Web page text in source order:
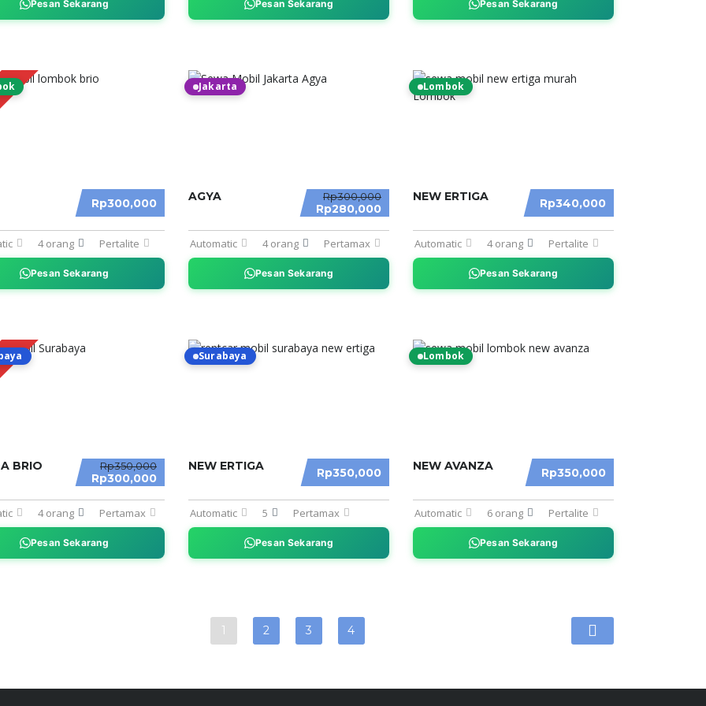
Pesan Sekarang Pesan Sekarang Pesan Sekarang
Rp300,000
4 orang Pertalite
Pesan Sekarang
Rp300,000
Rp280,000
AGYA
Automatic 4 orang Pertamax
Pesan Sekarang
Jakarta
Rp340,000
NEW ERTIGA
Automatic 4 orang Pertalite
Pesan Sekarang
Lombok
Rp350,000
Rp300,000
BRIO
4 orang Pertamax
Pesan Sekarang
Rp350,000
NEW ERTIGA
Automatic 5 Pertamax
Pesan Sekarang
Surabaya
Rp350,000
NEW AVANZA
Automatic 6 orang Pertalite
Pesan Sekarang
Lombok
1 2 3 4